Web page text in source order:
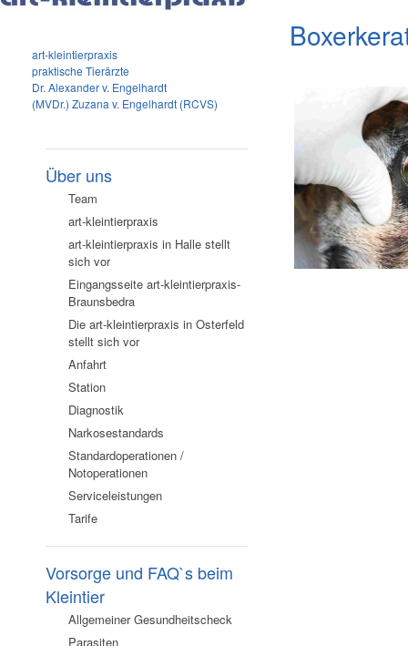
art-kleintierpraxis
praktische Tierärzte
Dr. Alexander v. Engelhardt
(MVDr.) Zuzana v. Engelhardt (RCVS)
Über uns
Team
art-kleintierpraxis
art-kleintierpraxis in Halle stellt
sich vor
Eingangsseite art-kleintierpraxis-
Braunsbedra
Die art-kleintierpraxis in Osterfeld
stellt sich vor
Anfahrt
Station
Diagnostik
Narkosestandards
Standardoperationen /
Notoperationen
Serviceleistungen
Tarife
Vorsorge und FAQ`s beim
Kleintier
Allgemeiner Gesundheitscheck
Parasiten